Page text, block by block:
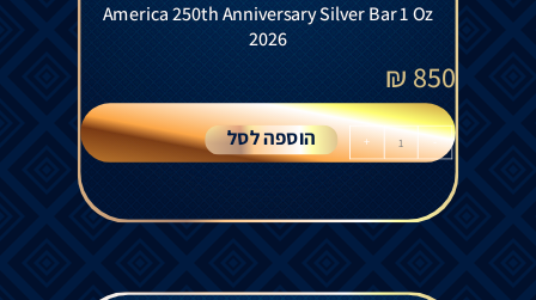
America 250th Anniversary Silver Bar 1 Oz
2026
850
₪
-
+ הוספה לסל